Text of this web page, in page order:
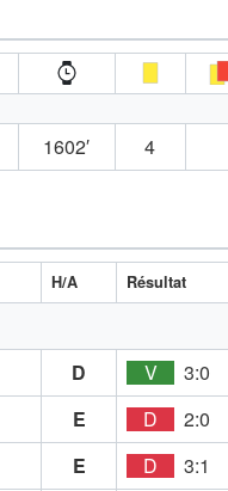
1602′ 4
H/A Résultat
D V 3:0
E D 2:0
E D 3:1